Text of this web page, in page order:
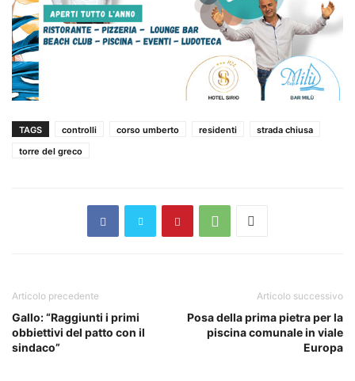
TAGS controlli corso umberto residenti
strada chiusa
torre del greco
Articolo precedente
Gallo: “Raggiunti i primi
obbiettivi del patto con il
sindaco”
Articolo successivo
Posa della prima pietra per la
piscina comunale in viale
Europa